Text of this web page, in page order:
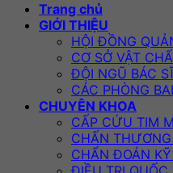
Trang chủ
GIỚI THIỆU
HỘI ĐỒNG
CƠ SỞ VẬT
ĐỘI NGŨ BÁC SĨ
CÁC PHÒNG
CHUYÊN KHOA
CẤP CỨU TIM
CHẤN
CHẨN ĐOÁN